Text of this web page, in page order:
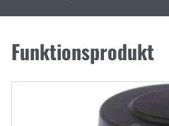
Funktionsprodukt